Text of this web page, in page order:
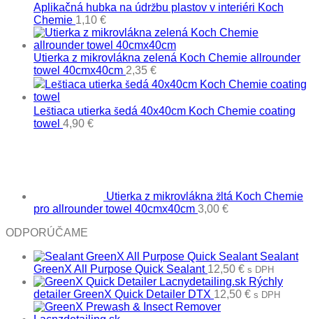
Aplikačná hubka na údržbu plastov v interiéri Koch
Chemie 1,10 €
Utierka z mikrovlákna zelená Koch Chemie allrounder
towel 40cmx40cm 2,35 €
Leštiaca utierka šedá 40x40cm Koch Chemie coating
towel 4,90 €
Utierka z mikrovlákna žltá Koch Chemie
pro allrounder towel 40cmx40cm 3,00 €
ODPORÚČAME
Sealant
GreenX All Purpose Quick Sealant 12,50 € s DPH
Rýchly
detailer GreenX Quick Detailer DTX 12,50 € s DPH